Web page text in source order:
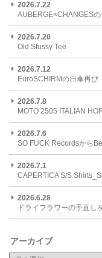
2026.7.22
AUBERGE×CHANGES
2026.7.20
Old Stussy Tee
2026.7.12
EuroSCHIRMの日傘再び
2026.7.8
MOTO 2505 ITALIAN
2026.7.6
SO FUCK Recordsから
2026.7.1
CAPERTICA S/S
2026.6.28
ドライフラワーの手直し
アーカイブ